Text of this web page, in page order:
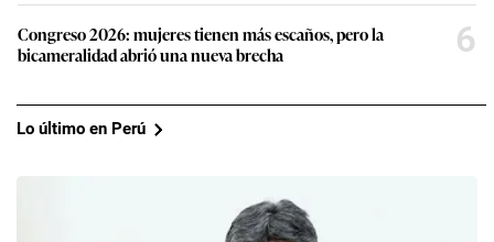
Congreso 2026: mujeres tienen más escaños, pero la
bicameralidad abrió una nueva brecha
6
Lo último en Perú